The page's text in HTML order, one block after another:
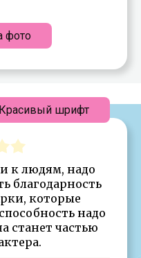
фото
к людям, надо
благодарность
которые
надо
станет частью
Красивый шрифт